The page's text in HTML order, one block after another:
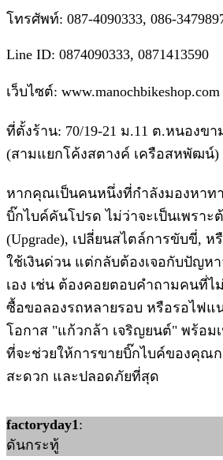
โทรศัพท์: 087-4090333, 086-
Line ID: 0874090333, 0871413590
เว็บไซต์: www.manochbikeshop.com
ที่ตั้งร้าน: 70/19-21 ม.11 ต.หนองข
(สามแยกโค้งสตางค์ เครือสหพัฒน์)
หากคุณเป็นคนหนึ่งที่กำลังมองหาท
บิ๊กไบค์คันโปรด ไม่ว่าจะเป็นเพราะ
(Upgrade), เปลี่ยนสไตล์การขับขี่, ห
ใช้เงินด่วน แต่กลับต้องเจอกับปัญห
เอง เช่น ต้องคอยตอบคำถามคนที่ไ
ซื้อขอลองรถหลายรอบ หรือรอไฟแ
โอกาส "แก้วกล้า เจริญยนต์" พร้อม
ที่จะช่วยให้การขายบิ๊กไบค์ของคุณก
สะดวก และปลอดภัยที่สุด
factoryday1:
ดันกระทู้